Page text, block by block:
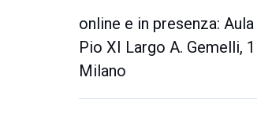
online e in presenza: Aula
Pio XI Largo A. Gemelli,
Milano